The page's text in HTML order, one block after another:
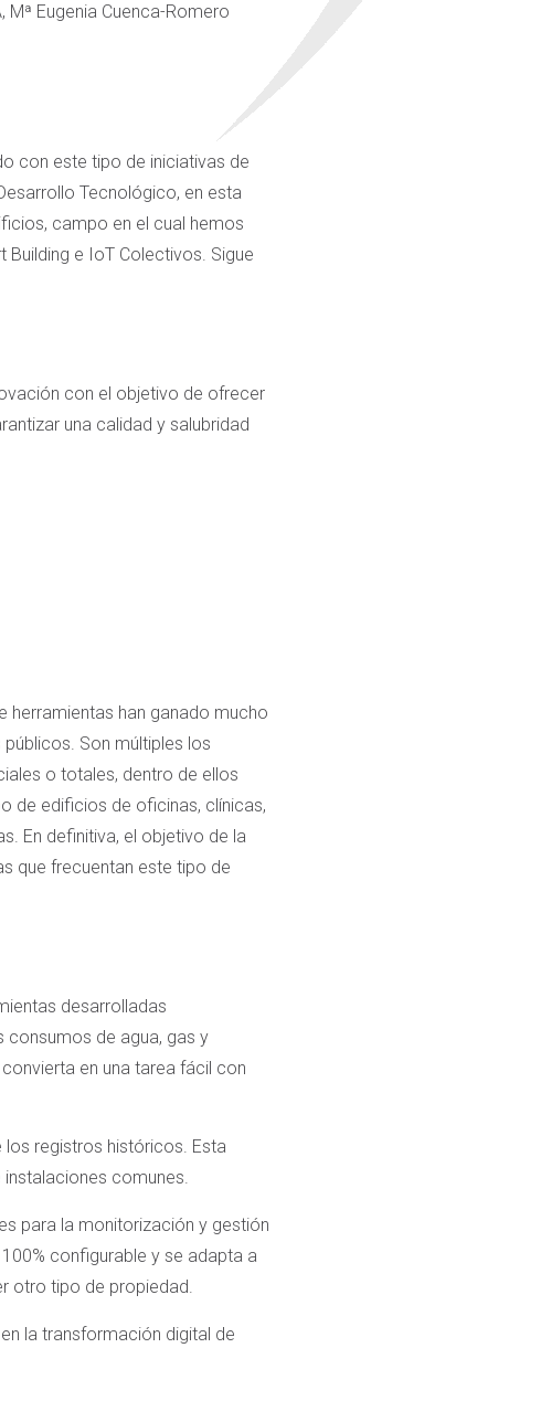
Eugenia Cuenca-Romero
con este tipo de iniciativas de
Tecnológico, en esta
campo en el cual hemos
e IoT Colectivos. Sigue
con el objetivo de ofrecer
una calidad y salubridad
herramientas han ganado mucho
Son múltiples los
o totales, dentro de ellos
de edificios de oficinas, clínicas,
En definitiva, el objetivo de la
que frecuentan este tipo de
desarrolladas
consumos de agua, gas y
en una tarea fácil con
registros históricos. Esta
comunes.
para la monitorización y gestión
configurable y se adapta a
otro tipo de propiedad.
la transformación digital de